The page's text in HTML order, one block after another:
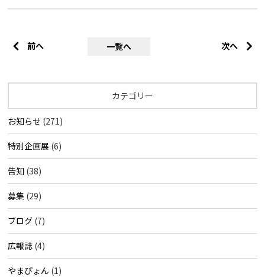
前へ 一覧へ 次へ
カテゴリー
お知らせ (271)
特別企画展 (6)
告知 (38)
募集 (29)
ブログ (7)
広報誌 (4)
やまぴょん (1)